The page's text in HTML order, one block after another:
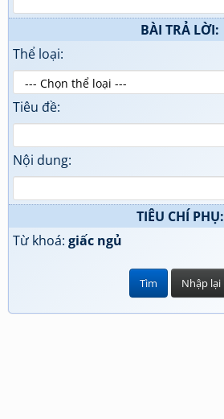
BÀI TRẢ LỜI:
Thể loại:
Tiêu đề:
Nội dung:
TIÊU CHÍ PHỤ:
Từ khoá: giấc ngủ